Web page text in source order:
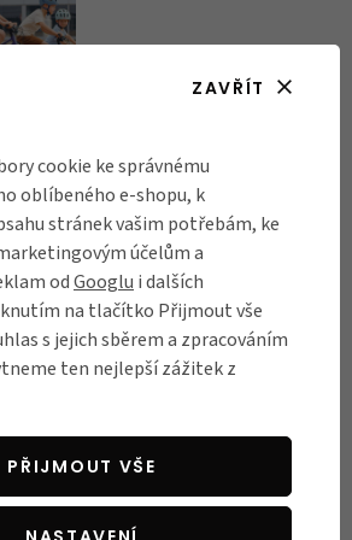
které
o tom,
ZAVŘÍT
cookie ke správnému
oblíbeného e-shopu, k
stránek vašim potřebám, ke
účelům a
odGooglu i dalších
na tlačítko Přijmout vše
s jejich sběrem a zpracováním
ten nejlepší zážitek z
PŘIJMOUT VŠE